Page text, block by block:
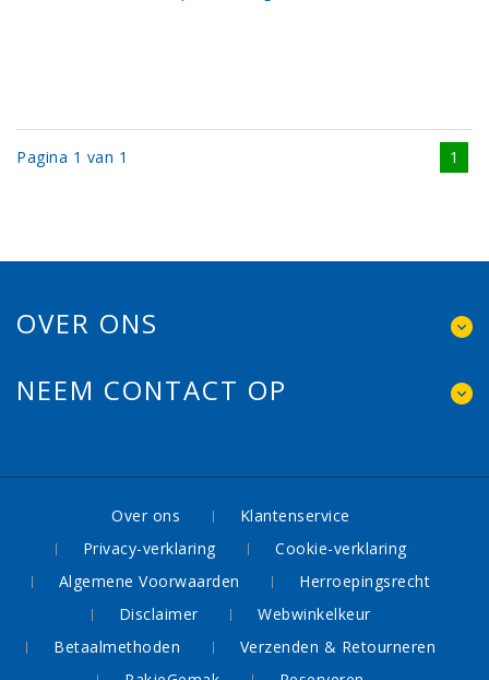
Pagina 1 van 1 1
OVER ONS
NEEM CONTACT OP
Over ons
Klantenservice
Privacy-verklaring
Cookie-verklaring
Algemene Voorwaarden
Herroepingsrecht
Disclaimer
Webwinkelkeur
Betaalmethoden
Verzenden & Retourneren